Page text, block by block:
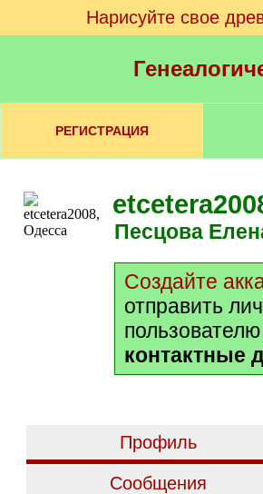
Нарисуйте свое
РЕГИСТРАЦИЯ
Песцова
Создайте
отправить
контактные
Профиль
Сообщения